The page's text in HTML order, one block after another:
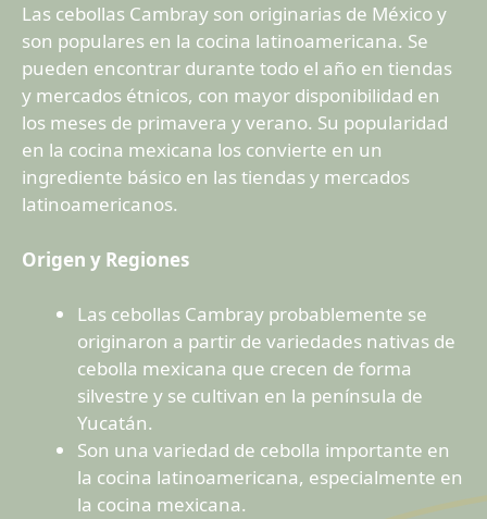
Las cebollas Cambray son originarias de México y
son populares en la cocina latinoamericana. Se
pueden encontrar durante todo el año en tiendas
y mercados étnicos, con mayor disponibilidad en
los meses de primavera y verano. Su popularidad
en la cocina mexicana los convierte en un
ingrediente básico en las tiendas y mercados
latinoamericanos.
Origen y Regiones
Las cebollas Cambray probablemente se
originaron a partir de variedades nativas de
cebolla mexicana que crecen de forma
silvestre y se cultivan en la península de
Yucatán.
Son una variedad de cebolla importante en
la cocina latinoamericana, especialmente en
la cocina mexicana.